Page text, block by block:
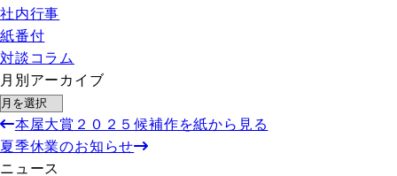
社内行事
紙番付
対談コラム
月別アーカイブ
本屋大賞２０２５候補作を紙から見る
夏季休業のお知らせ
ニュース